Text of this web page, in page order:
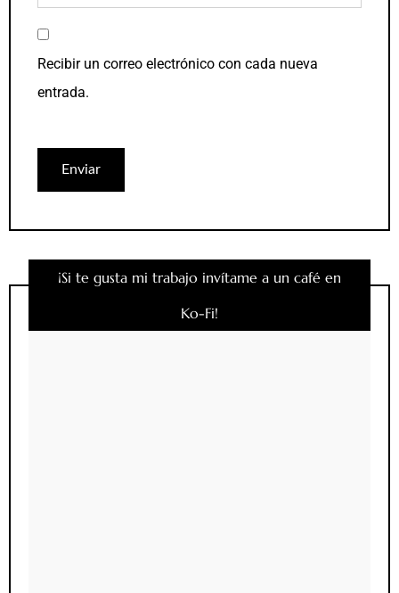
Recibir un correo electrónico con cada nueva
entrada.
¡Si te gusta mi trabajo invítame a un café en
Ko-Fi!